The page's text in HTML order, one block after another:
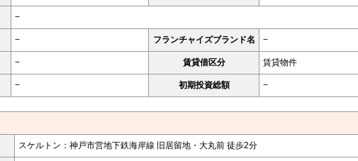
−
− フランチャイズブランド名 −
− 賃貸借区分 賃貸物件
− 初期投資総額 −
スケルトン：神戸市営地下鉄海岸線 旧居留地・大丸前 徒歩2分